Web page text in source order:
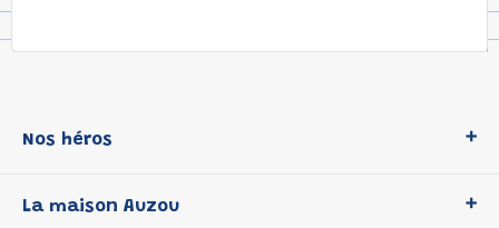
Nos héros
P'tit Loup
La maison Auzou